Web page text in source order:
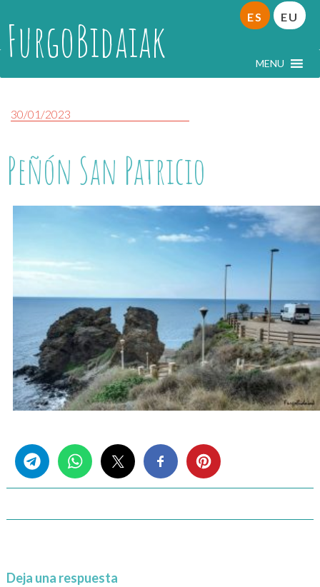
FurgoBidaiak MENU
ES EU
30/01/2023
Peñón San Patricio
Deja una respuesta